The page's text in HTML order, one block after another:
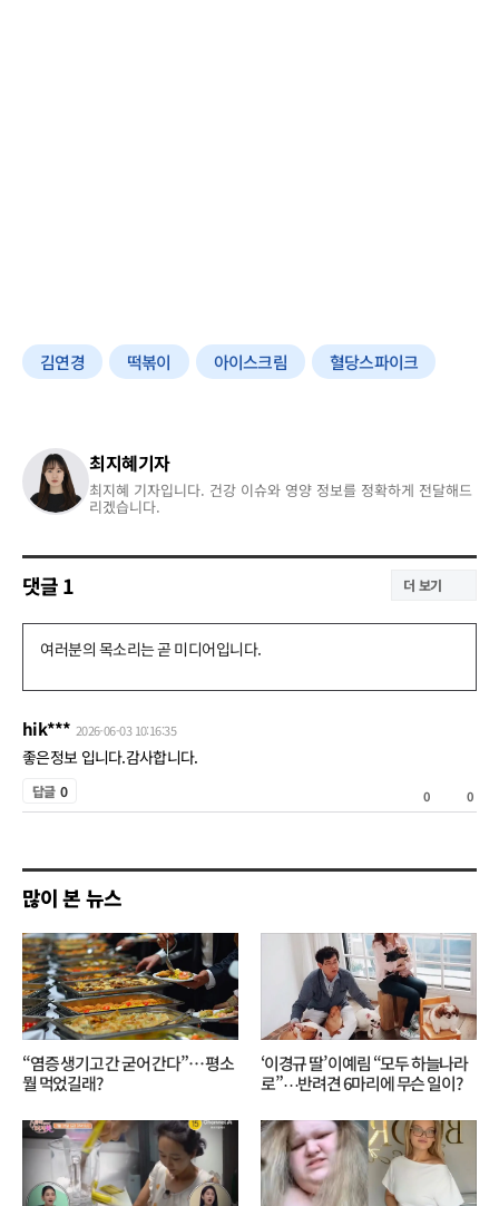
김연경 떡볶이 아이스크림 혈당스파이크
최지혜기자
최지혜 기자입니다. 건강 이슈와 영양 정보를 정확하게 전달해드
리겠습니다.
댓글1 더 보기
댓
쓰
기
hik*** 2026-06-03 10:16:35
좋은정보 입니다.감사합니다.
답글 0
공
0 0
많이 본 뉴스
“염증 생기고 간 굳어 간다”… 평소
뭘 먹었길래?
‘이경규 딸’ 이예림 “모두 하늘나라
로”⋯반려견 6마리에 무슨 일이?